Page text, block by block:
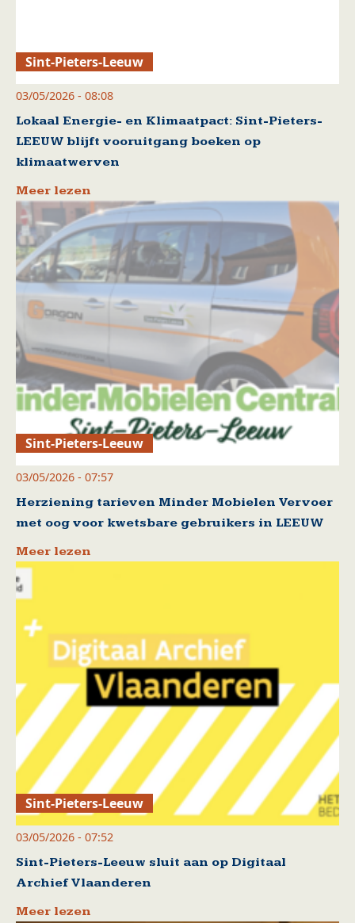
Sint-Pieters-Leeuw
03/05/2026 - 08:08
Lokaal Energie- en Klimaatpact: Sint-Pieters-
LEEUW blijft vooruitgang boeken op
klimaatwerven
Meer lezen
Sint-Pieters-Leeuw
03/05/2026 - 07:57
Herziening tarieven Minder Mobielen Vervoer
met oog voor kwetsbare gebruikers in LEEUW
Meer lezen
Sint-Pieters-Leeuw
03/05/2026 - 07:52
Sint-Pieters-Leeuw sluit aan op Digitaal
Archief Vlaanderen
Meer lezen